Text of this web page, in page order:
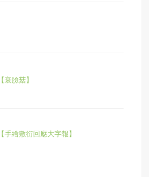
【衰臉菇】
【手繪敷衍回應大字報】